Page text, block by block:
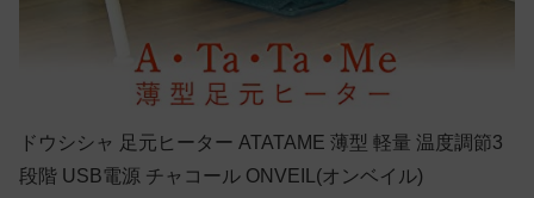
ドウシシャ 足元ヒーター ATATAME 薄型 軽量 温度調節3
段階 USB電源 チャコール ONVEIL(オンベイル)